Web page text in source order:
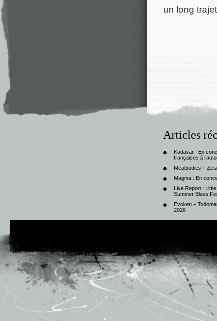
un long
Articles
Kadavar : En
françaises à
Meatbodies +
Magma : En
Live Report :
Summer Blues
Evoken +
2026